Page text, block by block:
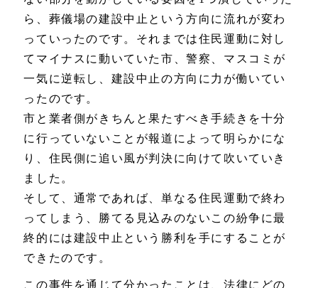
ら、葬儀場の建設中止という方向に流れが変わ
っていったのです。それまでは住民運動に対し
てマイナスに動いていた市、警察、マスコミが
一気に逆転し、建設中止の方向に力が働いてい
ったのです。
市と業者側がきちんと果たすべき手続きを十分
に行っていないことが報道によって明らかにな
り、住民側に追い風が判決に向けて吹いていき
ました。
そして、通常であれば、単なる住民運動で終わ
ってしまう、勝てる見込みのないこの紛争に最
終的には建設中止という勝利を手にすることが
できたのです。
この事件を通じて分かったことは、法律にどの